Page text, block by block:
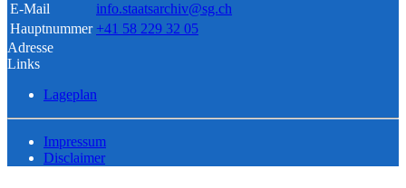
E-Mail
info.staatsarchiv@sg.ch
Hauptnummer +41 58 229 32 05
Adresse
Links
Lageplan
Impressum
Disclaimer